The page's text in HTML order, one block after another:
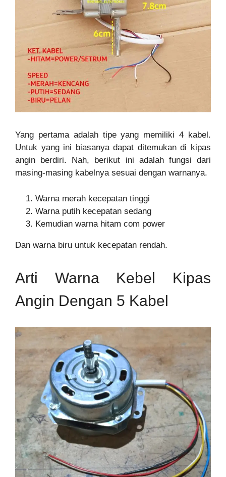
Yang pertama adalah tipe yang memiliki 4 kabel.
Untuk yang ini biasanya dapat ditemukan di kipas
angin berdiri. Nah, berikut ini adalah fungsi dari
masing-masing kabelnya sesuai dengan warnanya.
Warna merah kecepatan tinggi
Warna putih kecepatan sedang
Kemudian warna hitam com power
Dan warna biru untuk kecepatan rendah.
Arti Warna Kebel Kipas
Angin Dengan 5 Kabel